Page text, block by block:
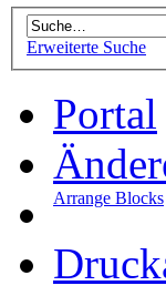
Erweiterte Suche
Portal
Arrange Blocks